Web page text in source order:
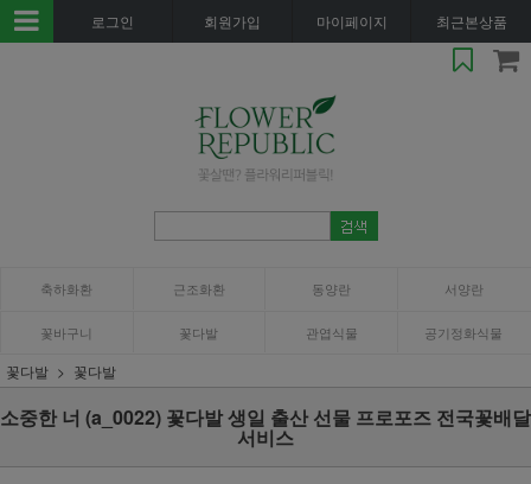
로그인 회원가입 마이페이지 최근본상품
축하화환 근조화환 동양란 서양란
꽃바구니 꽃다발 관엽식물 공기정화식물
꽃다발 꽃다발
소중한 너 (a_0022) 꽃다발 생일 출산 선물 프로포즈 전국꽃배달
서비스